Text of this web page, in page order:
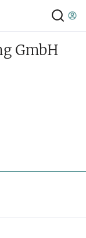
GmbH